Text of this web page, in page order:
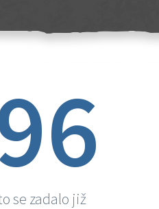
se zadalo již